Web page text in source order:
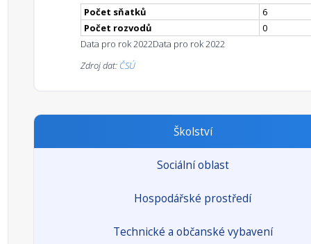
Počet sňatků
6
Počet rozvodů
0
Data pro rok 2022Data pro rok 2022
Zdroj dat: ČSÚ
Školství
Sociální oblast
Hospodářské prostředí
Technické a občanské vybavení